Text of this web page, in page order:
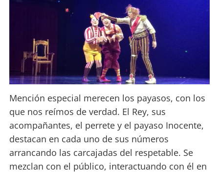
Mención especial merecen los payasos, con los
que nos reímos de verdad. El Rey, sus
acompañantes, el perrete y el payaso Inocente,
destacan en cada uno de sus números
arrancando las carcajadas del respetable. Se
mezclan con el público, interactuando con él en